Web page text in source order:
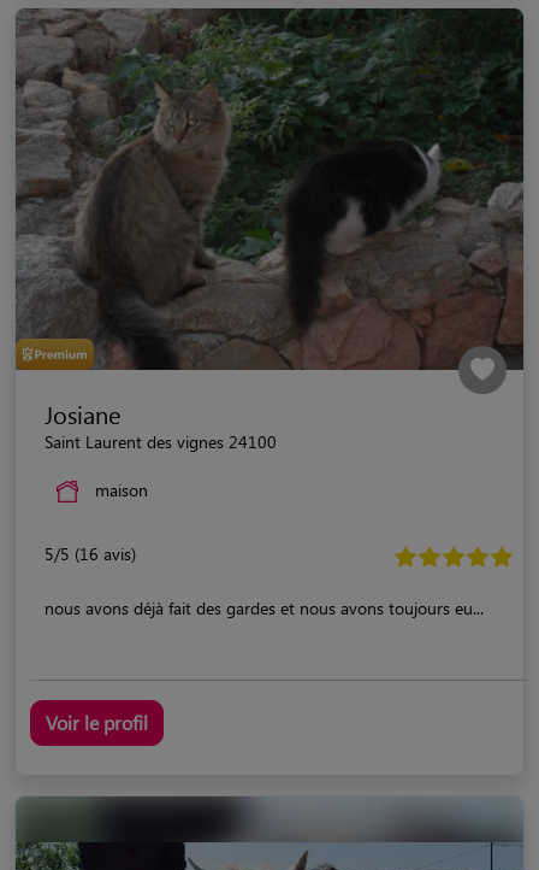
Josiane
Saint Laurent des vignes 24100
maison
5/5 (16 avis)
nous avons déjà fait des gardes et nous avons toujours eu...
Voir le profil